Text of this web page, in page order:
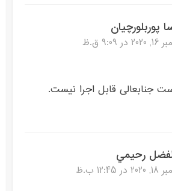
پوربلورچیان
9:09 ق.ظ
جنابعالی قابل اجرا نیست.
رحيمي
ب.ظ